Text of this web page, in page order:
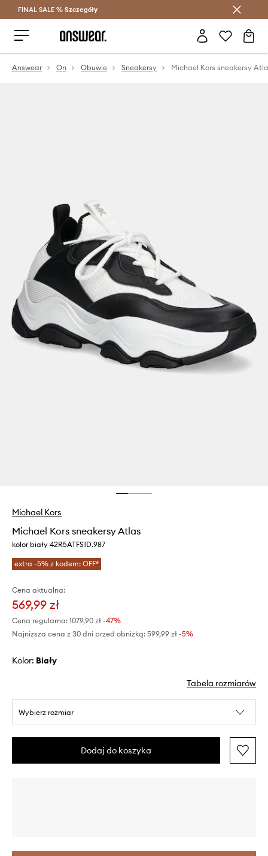
Oszczędzaj z Answear Club >
FINAL SALE % Szczegóły
Answear On Obuwie Sneakersy Michael Kors sneakersy
Michael Kors
Michael Kors sneakersy Atlas
kolor biały 42R5ATFS1D.987
extra -5% z kodem: OFF*
Cena aktualna:
569,99 zł
Cena regularna: 1079,90 zł -47%
Najniższa cena z 30 dni przed obniżką: 599,99 zł -5%
Kolor: biały
Tabela rozmiarów
Wybierz rozmiar
Dodaj do koszyka